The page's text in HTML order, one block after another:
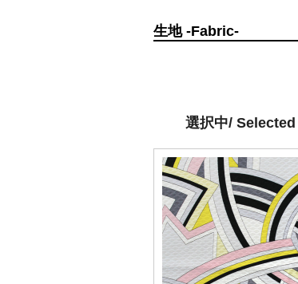
生地 -Fabric-
選択中/ Selected